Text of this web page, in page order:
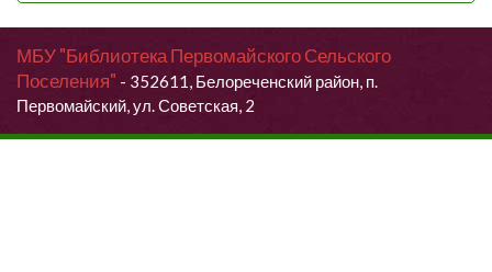
МБУ "Библиотека Первомайского Сельского
Поселения" - 352611, Белореченский район, п.
Первомайский, ул. Советская, 2